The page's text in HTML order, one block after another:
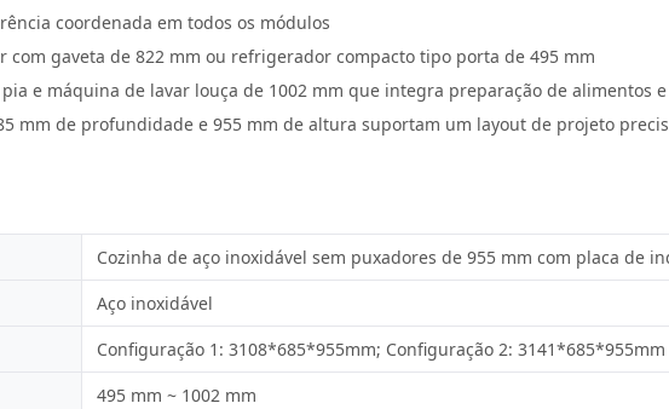
coordenada em todos os módulos
gaveta de 822 mm ou refrigerador compacto tipo porta de 495 mm
e máquina de lavar louça de 1002 mm que integra preparação de alimentos
mm de profundidade e 955 mm de altura suportam um layout de projeto
Cozinha de aço inoxidável sem puxadores de 955 mm com placa de
Aço inoxidável
Configuração 1: 3108*685*955mm; Configuração 2: 3141*685*955mm
495 mm ~ 1002 mm